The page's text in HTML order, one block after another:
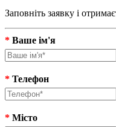
Заповніть заявку і
* Ваше ім'я
* Телефон
* Місто